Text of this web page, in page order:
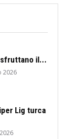
sfruttano il...
2026
Lig turca